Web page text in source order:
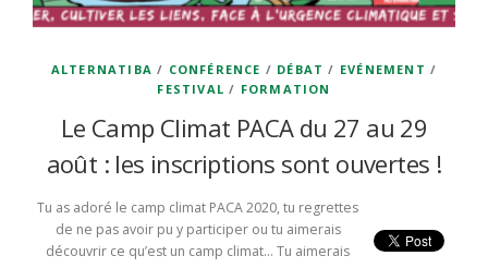
ALTERNATIBA / CONFÉRENCE / DÉBAT / EVÉNEMENT /
FESTIVAL / FORMATION
Le Camp Climat PACA du 27 au 29
août : les inscriptions sont ouvertes !
Tu as adoré le camp climat PACA 2020, tu regrettes
de ne pas avoir pu y participer ou tu aimerais
découvrir ce qu’est un camp climat… Tu aimerais